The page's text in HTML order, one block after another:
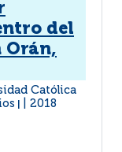
del
Orán,
Católica
2018